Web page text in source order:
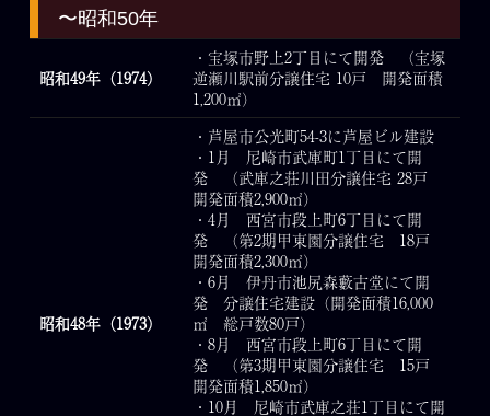
〜昭和50年
昭和49年（1974）
・宝塚市野上2丁目にて開発 （宝塚
逆瀬川駅前分譲住宅 10戸 開発面積
1,200㎡）
昭和48年（1973）
・芦屋市公光町54-3に芦屋ビル建設
・1月 尼崎市武庫町1丁目にて開
発 （武庫之荘川田分譲住宅 28戸
開発面積2,900㎡）
・4月 西宮市段上町6丁目にて開
発 （第2期甲東園分譲住宅 18戸
開発面積2,300㎡）
・6月 伊丹市池尻森藪古堂にて開
発 分譲住宅建設（開発面積16,000
㎡ 総戸数80戸）
・8月 西宮市段上町6丁目にて開
発 （第3期甲東園分譲住宅 15戸
開発面積1,850㎡）
・10月 尼崎市武庫之荘1丁目にて開